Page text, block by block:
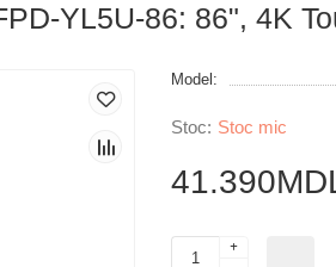
YL5U-86: 86", 4K
Model:
Stoc mic